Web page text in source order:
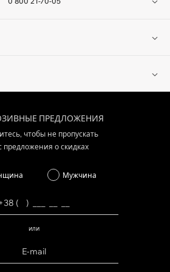
ПРЕДЛОЖЕНИЯ
чтобы не пропускать
предложения о скидках
Мужчина
или